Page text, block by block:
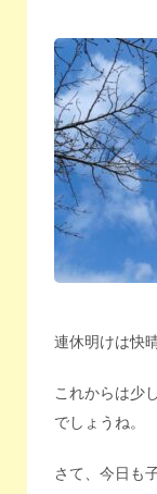
連休明けは快
これからは少
でしょうね。
さて、今日も